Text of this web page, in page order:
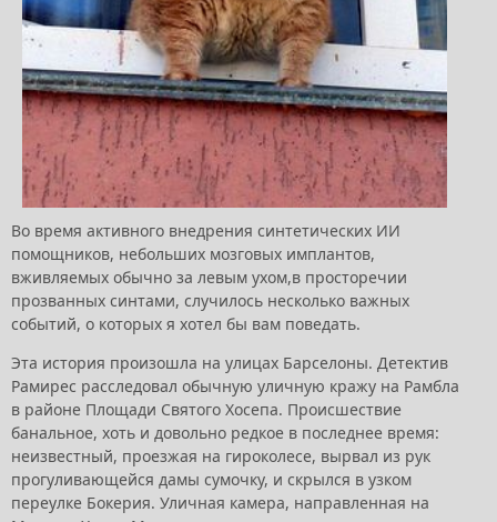
Во время активного внедрения синтетических ИИ
помощников, небольших мозговых имплантов,
вживляемых обычно за левым ухом,в просторечии
прозванных синтами, случилось несколько важных
событий, о которых я хотел бы вам поведать.
Эта история произошла на улицах Барселоны. Детектив
Рамирес расследовал обычную уличную кражу на Рамбла
в районе Площади Святого Хосепа. Происшествие
банальное, хоть и довольно редкое в последнее время:
неизвестный, проезжая на гироколесе, вырвал из рук
прогуливающейся дамы сумочку, и скрылся в узком
переулке Бокерия. Уличная камера, направленная на